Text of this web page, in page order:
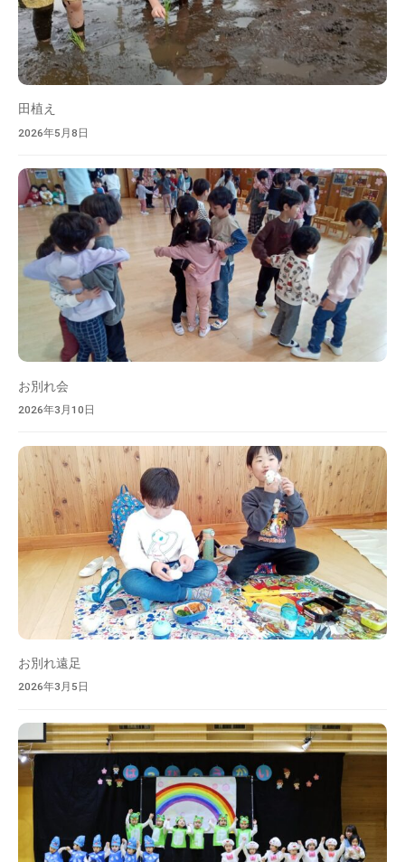
田植え
2026年5月8日
お別れ会
2026年3月10日
お別れ遠足
2026年3月5日